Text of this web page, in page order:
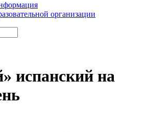
организации
испанский на